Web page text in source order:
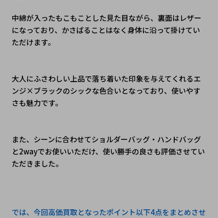
中綿が入ったもこもことした見た目ながら、裏面はレザー
になっており、 かさばることはなく身体に沿って掛けてい
ただけます。
大人にふさわしい上品で落ち着いた印象を与えてくれるエ
ンジ×ブラックのシックな色合いとなっており、使いやす
さも魅力です。
また、シーンに合わせてショルダーバッグ・ハンドバッグ
と2wayでお使いいただけ、使い勝手の良さも評価させてい
ただきました。
では、今回高価買取となったポイント以下4点をまとめさせ